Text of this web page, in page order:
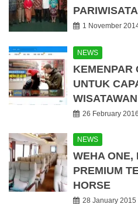
1 November
NEWS
KEMENPAR
UNTUK
26 February 2016
NEWS
WEHA ONE,
PREMIUM
HORSE
28 January 2015